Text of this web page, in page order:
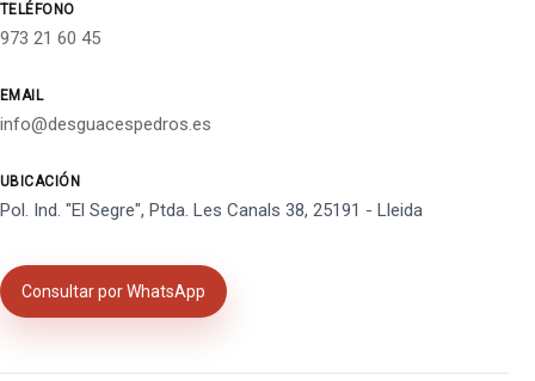
TELÉFONO
973 21 60 45
EMAIL
info@desguacespedros.es
UBICACIÓN
Pol. Ind. "El Segre", Ptda. Les Canals 38, 25191 - Lleida
Consultar por WhatsApp